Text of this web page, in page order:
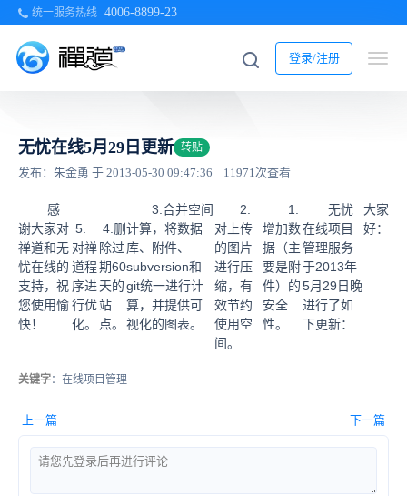
统一服务热线 4006-8899-23
登录/注册
无忧在线5月29日更新 转贴
发布：朱金勇 于 2013-05-30 09:47:36 11971次查看
大家
好：
无忧
在线项目
管理服务
于2013年
5月29日晚
进行了如
下更新：
1.
增加数
据（主
要是附
件）的
安全
性。
2.
对上传
的图片
进行压
缩，有
效节约
使用空
间。
3.合并空间
计算，将数据
库、附件、
subversion和
git统一进行计
算，并提供可
视化的图表。
4.删
除过
期60
天的
站
点。
5.
对禅
道程
序进
行优
化。
感
谢大家对
禅道和无
忧在线的
支持，祝
您使用愉
快！
关键字：在线项目管理
上一篇 下一篇